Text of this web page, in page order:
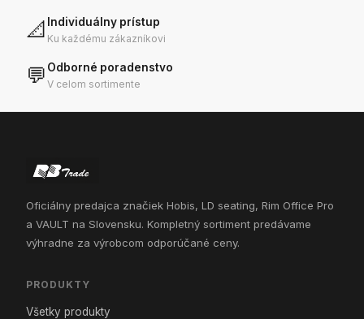
📐 Individuálny prístup
Ku každému zákazníkovi
💬 Odborné poradenstvo
V celom sortimente
Oficiálny predajca značiek Hobis, LD seating, Rim Office Pro
a VAULT na Slovensku. Kompletný sortiment predávame
výhradne za výrobcom odporúčané ceny.
PRODUKTY
Všetky produkty